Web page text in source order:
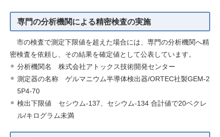
専門の分析機関による精密検査の実施
市の検査で測定下限値を超えた場合には、専門の分析機関へ精
密検査を依頼し、その結果を確定値として公表しています。
分析機関名 株式会社アトックス技術開発センター
測定器の名称 ゲルマニウム半導体検出器/ORTEC社製GEM-2
5P4-70
検出下限値 セシウム-137、セシウム-134 合計値で20ベクレ
ル/キログラム未満